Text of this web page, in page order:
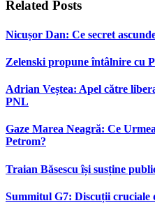
Related Posts
Nicușor Dan: Ce secret
Zelenski propune întâlnire cu
Adrian Veștea: Apel către
PNL
Gaze Marea Neagră: Ce
Petrom?
Traian Băsescu își susține
Summitul G7: Discuții cruciale